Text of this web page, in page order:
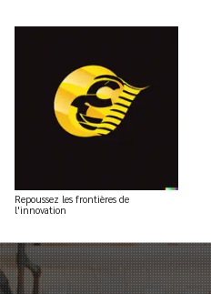
Repoussez les frontières de
l'innovation